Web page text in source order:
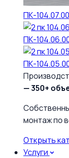
ПК-104.07.00
ПК-
ПК-
— 350+
монтаж по
Открыть
Услуги